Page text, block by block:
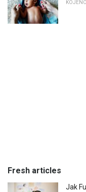
KOJENCI
Fresh articles
Jak